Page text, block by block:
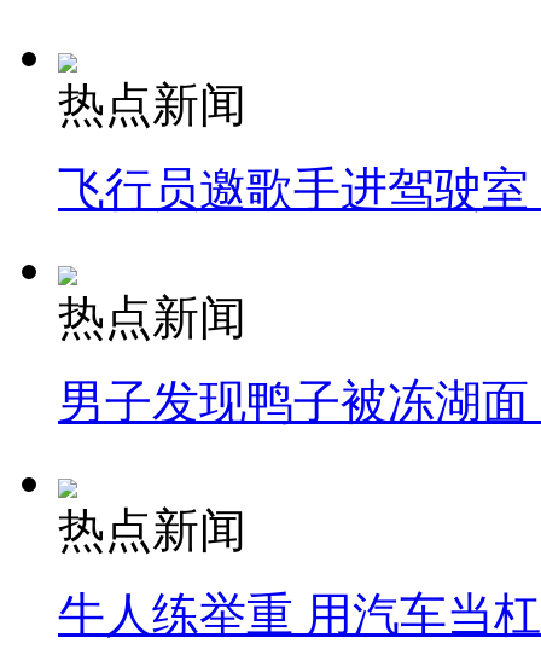
热点新闻
飞行员邀歌手进驾驶
热点新闻
男子发现鸭子被冻湖
热点新闻
牛人练举重 用汽车当